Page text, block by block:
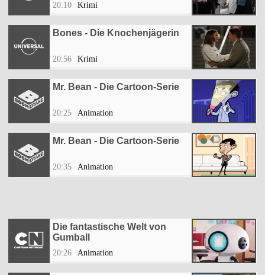
20:10 Krimi
Bones - Die Knochenjägerin
20:56 Krimi
Mr. Bean - Die Cartoon-Serie
20:25 Animation
Mr. Bean - Die Cartoon-Serie
20:35 Animation
Die fantastische Welt von
Gumball
20:26 Animation